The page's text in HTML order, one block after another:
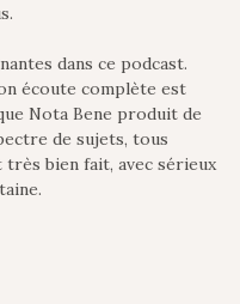
dans ce podcast.
écoute complète est
Nota Bene produit de
de sujets, tous
bien fait, avec sérieux